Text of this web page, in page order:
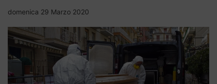
domenica 29 Marzo 2020